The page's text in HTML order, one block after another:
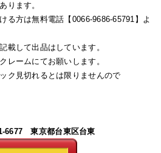
ります。
る方は無料電話【0066-9686-65791】よ
載して出品はしています。
レームにてお願いします。
ク見切れるとは限りませんので
6677 東京都台東区台東